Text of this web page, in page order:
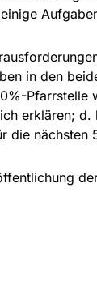
in den
Pfarrstelle
erklären; d.
die nächsten